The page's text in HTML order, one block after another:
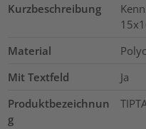
Kurzbeschreibung
Material
Mit Textfeld
Ja
Produktbezeichnun
g